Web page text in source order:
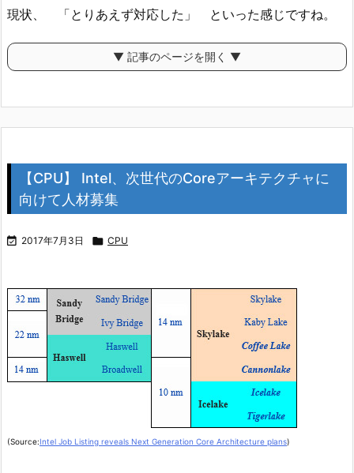
現状、 「とりあえず対応した」 といった感じですね。
▼ 記事のページを開く ▼
【CPU】 Intel、次世代のCoreアーキテクチャに
向けて人材募集
 2017年7月3日  CPU
(Source:Intel Job Listing reveals Next Generation Core Architecture plans)